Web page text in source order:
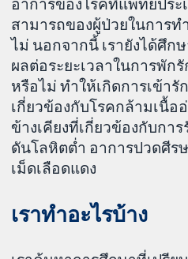
อาการของโรคที่แพทย์ประ
สามารถของผู้ป่วยในการท
ไม่ นอกจากนี้ เรายังได้ศึก
ผลต่อระยะเวลาในการพัก
หรือไม่ ทำให้เกิดการเข้า
เกี่ยวข้องกับโรคกล้ามเนื้อ
ข้างเคียงที่เกี่ยวข้องกับกา
ดันโลหิตต่ำ อาการปวดศีร
เม็ดเลือดแดง
เราทำอะไรบ้าง